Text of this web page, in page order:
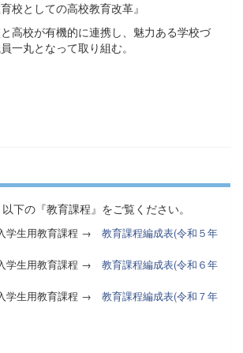
校としての高校教育改革』
高校が有機的に連携し、魅力ある学校づ
一丸となって取り組む。
の『教育課程』をご覧ください。
学生用教育課程 → 教育課程編成表(令和５年
生用教育課程 → 教育課程編成表(令和６年
生用教育課程 → 教育課程編成表(令和７年